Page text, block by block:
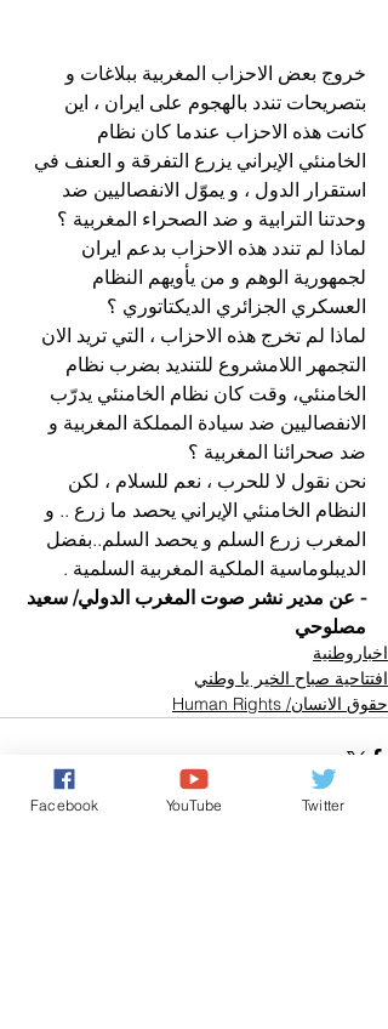
خروج بعض الاحزاب المغربية ببلاغات و
بتصريحات تندد بالهجوم على ايران ، اين
كانت هذه الاحزاب عندما كان نظام
الخامنئي الإيراني يزرع التفرقة و العنف في
استقرار الدول ، و يموّل الانفصاليين ضد
وحدتنا الترابية و ضد الصحراء المغربية ؟
لماذا لم تندد هذه الاحزاب بدعم ايران
لجمهورية الوهم و من يأويهم النظام
العسكري الجزائري الديكتاتوري ؟
لماذا لم تخرج هذه الاحزاب ، التي تريد الان
التجمهر اللامشروع للتنديد بضرب نظام
الخامنئي، وقت كان نظام الخامنئي يدرّب
الانفصاليين ضد سيادة المملكة المغربية و
ضد صحرائنا المغربية ؟
نحن نقول لا للحرب ، نعم للسلام ، لكن
النظام الخامنئي الإيراني يحصد ما زرع .. و
المغرب زرع السلم و يحصد السلم..بفضل
الديبلوماسية الملكية المغربية السلمية .
- عن مدير نشر صوت المغرب الدولي/ سعيد
مصلوحي
اخباروطنية
افتتاحية صباح الخير يا وطني
حقوق الانسان/ Human Rights
Facebook YouTube Twitter